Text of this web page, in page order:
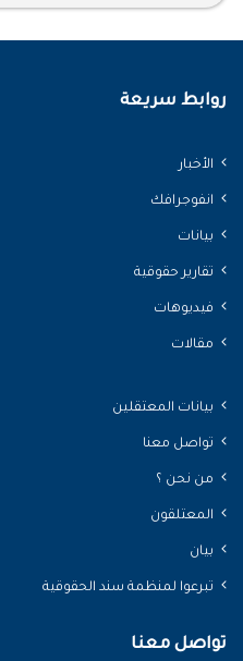
روابط سريعة
الأخبار
انفوجرافك
بيانات
تقارير حقوقية
فيديوهات
مقالات
بيانات المعتقلين
تواصل معنا
من نحن ؟
المعتلقون
بيان
تبرعوا لمنظمة سند الحقوقية
تواصل معنا